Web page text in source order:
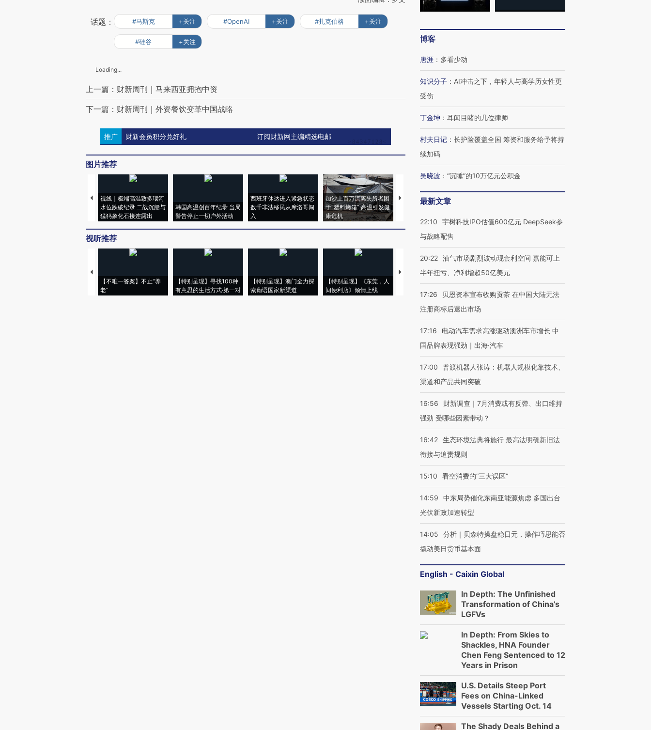
话题： #马斯克 +关注 #OpenAI +关注 #扎克伯格 +关注
#硅谷 +关注
Loading...
上一篇：财新周刊｜马来西亚拥抱中资
下一篇：财新周刊｜外资餐饮变革中国战略
推广 财新会员积分兑好礼 订阅财新网主编精选电邮
评论区15
登录后发表评论得积分
这种快速的顶尖人才流动，或许就是硅谷创新此起彼伏的根本！
2025-10-10 12:36 · 辽宁
博客
唐涯 ： 多看少动
知识分子 ： AI冲击之下，年轻人与高学历女性更
受伤
丁金坤 ： 耳闻目睹的几位律师
村夫日记 ： 长护险覆盖全国 筹资和服务给予将持
续加码
吴晓波 ： “沉睡”的10万亿元公积金
最新文章
22:10
宇树科技IPO估值600亿元 DeepSeek参
与战略配售
20:22 油气市场剧烈波动现套利空间 嘉能可上
半年扭亏、净利增超50亿美元
17:26
贝恩资本宣布收购贡茶 在中国大陆无法
注册商标后退出市场
17:16
电动汽车需求高涨驱动澳洲车市增长 中
国品牌表现强劲｜出海·汽车
17:00
普渡机器人张涛：机器人规模化靠技术、
渠道和产品共同突破
16:56
财新调查｜7月消费或有反弹、出口维持
强劲 受哪些因素带动？
16:42 生态环境法典将施行 最高法明确新旧法
衔接与追责规则
15:10 看空消费的“三大误区”
14:59
中东局势催化东南亚能源焦虑 多国出台
光伏新政加速转型
14:05
分析｜贝森特操盘稳日元，操作巧思能否
撬动美日货币基本面
English - Caixin Global
In Depth: The Unfinished
Transformation of China’s
LGFVs
In Depth: From Skies to
Shackles, HNA Founder
Chen Feng Sentenced to 12
Years in Prison
U.S. Details Steep Port
Fees on China-Linked
Vessels Starting Oct. 14
The Shady Deals Behind a